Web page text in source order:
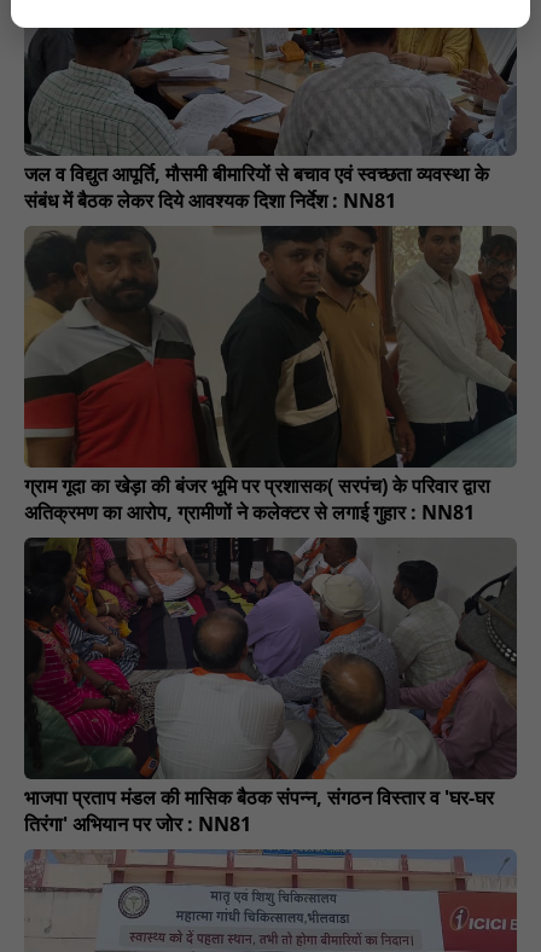
जल व विद्युत आपूर्ति, मौसमी बीमारियों से बचाव एवं स्वच्छता व्यवस्था के
संबंध में बैठक लेकर दिये आवश्यक दिशा निर्देश : NN81
ग्राम गूदा का खेड़ा की बंजर भूमि पर प्रशासक( सरपंच) के परिवार द्वारा
अतिक्रमण का आरोप, ग्रामीणों ने कलेक्टर से लगाई गुहार : NN81
भाजपा प्रताप मंडल की मासिक बैठक संपन्न, संगठन विस्तार व 'घर-घर
तिरंगा' अभियान पर जोर : NN81